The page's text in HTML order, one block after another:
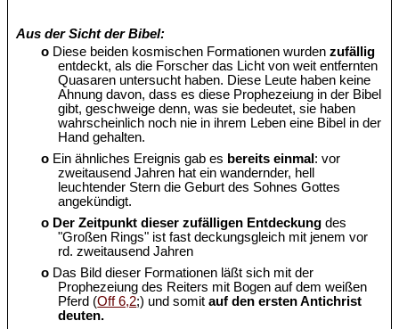
Aus der Sicht der Bibel:
o Diese beiden kosmischen Formationen wurdenzufällig
entdeckt, als die Forscher das Licht von weit entfernten
Quasaren untersucht haben. Diese Leute haben keine
Ahnung davon, dass es diese Prophezeiung in der Bibel
gibt, geschweige denn, was sie bedeutet, sie haben
wahrscheinlich noch nie in ihrem Leben eine Bibel in der
Hand gehalten.
o Ein ähnliches Ereignis gab es bereits einmal : vor
zweitausend Jahren hat ein wandernder, hell
leuchtender Stern die Geburt des Sohnes Gottes
angekündigt.
o Der Zeitpunkt dieser zufälligen Entdeckung des
"Großen Rings" ist fast deckungsgleich mit jenem vor
rd. zweitausend Jahren
o Das Bild dieser Formationen läßt sich mit der
Prophezeiung des Reiters mit Bogen auf dem weißen
Pferd (Off 6,2;) und somitauf den ersten Antichrist
deuten.